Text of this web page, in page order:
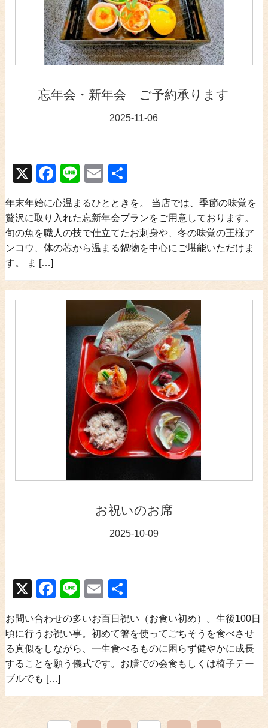
忘年会・新年会 ご予約承ります
2025-11-06
X Facebook
LineEmail
年末年始に心温まるひとときを。 当店では、季節の味覚を
贅沢に取り入れた忘新年会プランをご用意しております。
旬の魚を職人の技で仕立てたお刺身や、冬の味覚の王様ア
ンコウ、体の芯から温まる鍋物を中心にご堪能いただけま
す。 ま […]
お祝いのお席
2025-10-09
X Facebook
LineEmail
お問い合わせの多いお百日祝い（お食い初め）。生後100日
頃に行うお祝い事。初めて箸を使ってごちそうを食べさせ
る真似をしながら、一生食べるものに困らず健やかに成長
することを願う儀式です。お膳での会食もしくは椅子テー
ブルでも […]